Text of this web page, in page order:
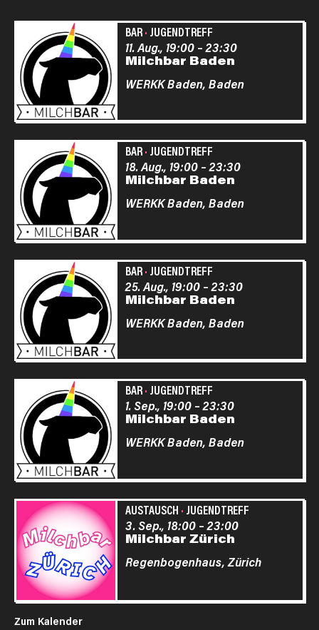
BAR· JUGENDTREFF
Milchbar Baden
11. Aug., 19:00–23:30
WERKK Baden, Baden
BAR· JUGENDTREFF
Milchbar Baden
18. Aug., 19:00–23:30
WERKK Baden, Baden
BAR· JUGENDTREFF
Milchbar Baden
25. Aug., 19:00–23:30
WERKK Baden, Baden
BAR· JUGENDTREFF
Milchbar Baden
1. Sep., 19:00–23:30
WERKK Baden, Baden
AUSTAUSCH · JUGENDTREFF
Milchbar Zürich
3. Sep., 18:00–23:00
Regenbogenhaus, Zürich
Zum Kalender